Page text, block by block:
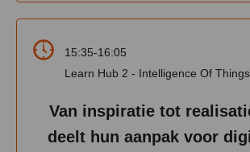
15:35-16:05
Learn Hub 2 - Intelligence Of Things
Van inspiratie tot
deelt hun aanpak voor